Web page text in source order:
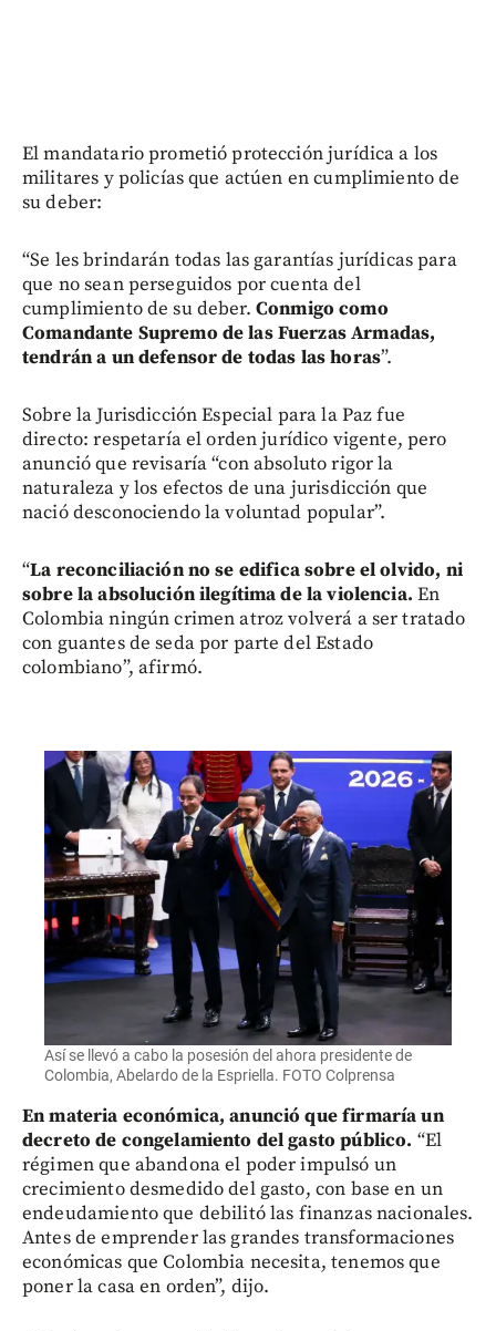
El mandatario prometió protección jurídica a los
militares y policías que actúen en cumplimiento de
su deber:
“Se les brindarán todas las garantías jurídicas para
que no sean perseguidos por cuenta del
cumplimiento de su deber. Conmigo como
Comandante Supremo de las Fuerzas Armadas,
tendrán a un defensor de todas las horas”.
Sobre la Jurisdicción Especial para la Paz fue
directo: respetaría el orden jurídico vigente, pero
anunció que revisaría “con absoluto rigor la
naturaleza y los efectos de una jurisdicción que
nació desconociendo la voluntad popular”.
“La reconciliación no se edifica sobre el olvido, ni
sobre la absolución ilegítima de la violencia.En
Colombia ningún crimen atroz volverá a ser tratado
con guantes de seda por parte del Estado
colombiano”, afirmó.
Así se llevó a cabo la posesión del ahora presidente de
Colombia, Abelardo de la Espriella. FOTO Colprensa
En materia económica, anunció que firmaría un
decreto de congelamiento del gasto público. “El
régimen que abandona el poder impulsó un
crecimiento desmedido del gasto, con base en un
endeudamiento que debilitó las finanzas nacionales.
Antes de emprender las grandes transformaciones
económicas que Colombia necesita, tenemos que
poner la casa en orden”, dijo.